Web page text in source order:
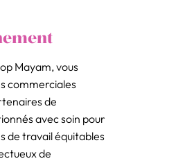
Mayam, vous
commerciales
de
avec soin pour
de travail équitables
de